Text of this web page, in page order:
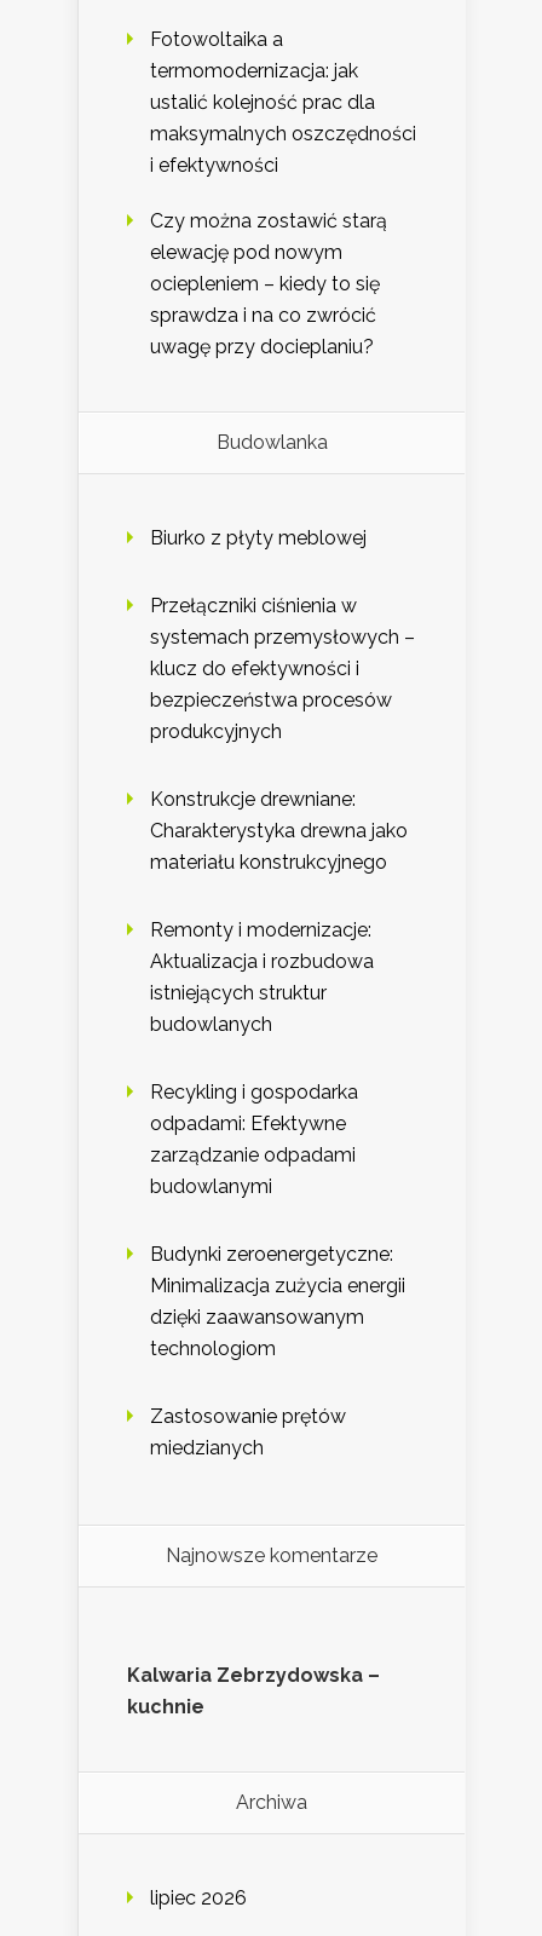
Fotowoltaika a
termomodernizacja: jak
ustalić kolejność prac dla
maksymalnych oszczędności
i efektywności
Czy można zostawić starą
elewację pod nowym
ociepleniem – kiedy to się
sprawdza i na co zwrócić
uwagę przy docieplaniu?
Budowlanka
Biurko z płyty meblowej
Przełączniki ciśnienia w
systemach przemysłowych –
klucz do efektywności i
bezpieczeństwa procesów
produkcyjnych
Konstrukcje drewniane:
Charakterystyka drewna jako
materiału konstrukcyjnego
Remonty i modernizacje:
Aktualizacja i rozbudowa
istniejących struktur
budowlanych
Recykling i gospodarka
odpadami: Efektywne
zarządzanie odpadami
budowlanymi
Budynki zeroenergetyczne:
Minimalizacja zużycia energii
dzięki zaawansowanym
technologiom
Zastosowanie prętów
miedzianych
Najnowsze komentarze
Kalwaria Zebrzydowska –
kuchnie
Archiwa
lipiec 2026